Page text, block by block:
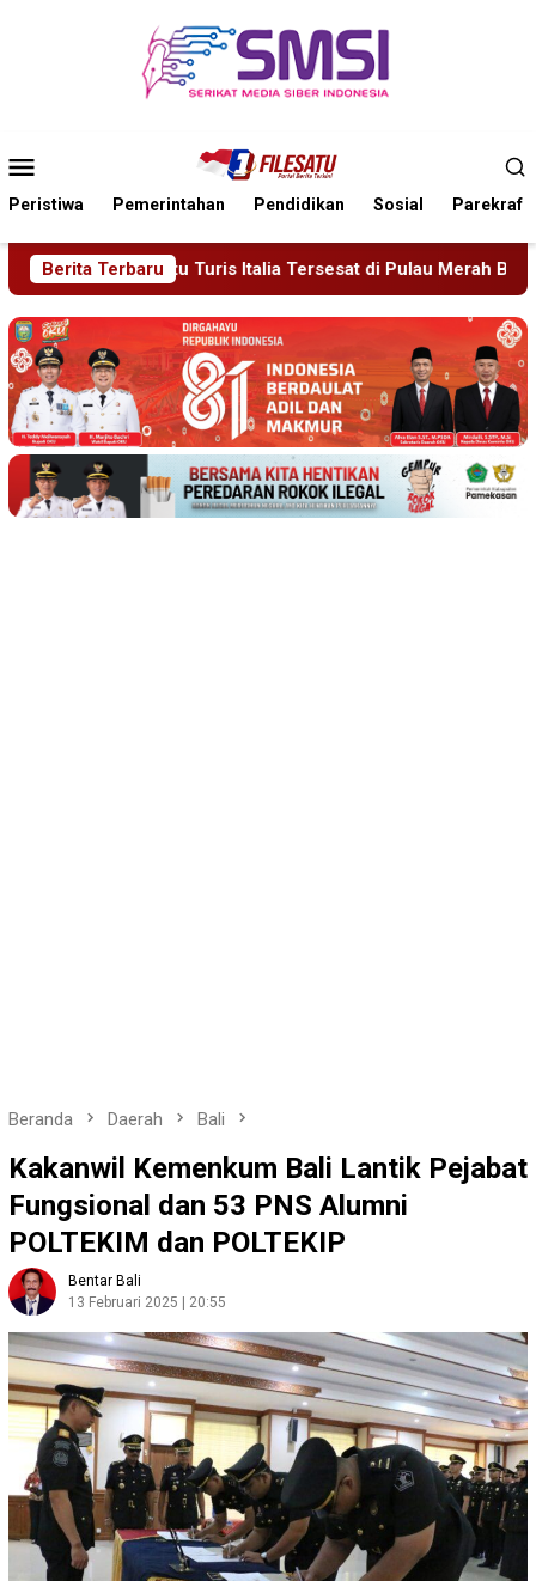
Mobile
Peristiwa Pemerintahan Pendidikan Sosial Parekraf
Berita Terbaru
di Pulau Merah Banyuwangi Polsek Jenggawah
Beranda Daerah Bali
Kakanwil Kemenkum Bali Lantik Pejabat
Fungsional dan 53 PNS Alumni
POLTEKIM dan POLTEKIP
Bentar Bali
13 Februari 2025 | 20:55